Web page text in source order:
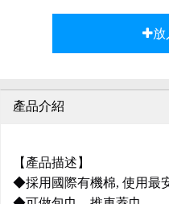
放
產品介紹
【產品描述】
◆採用國際有機棉, 使用最